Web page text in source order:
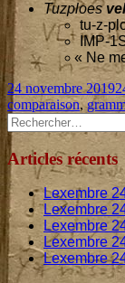
Tuz­ploesvel
tu-z-
IMP-1
«Ne
Published
on
24 novembre 2019
comparaison,
Main
Sidebar
Rechercher :
Articles récents
Lexembre
Lexembre
Lexembre
Lexembre
Lexembre